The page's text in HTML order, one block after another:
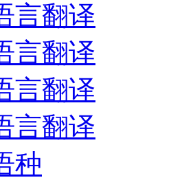
言翻译
言翻译
言翻译
言翻译
种